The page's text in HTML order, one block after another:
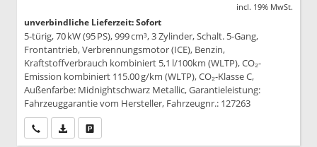
incl. 19% MwSt.
unverbindliche Lieferzeit: Sofort
5-türig, 70 kW (95 PS), 999 cm³, 3 Zylinder, Schalt. 5-Gang,
Frontantrieb, Verbrennungsmotor (ICE), Benzin,
Kraftstoffverbrauch kombiniert 5,1 l/100km (WLTP), CO₂-
Emission kombiniert 115.00 g/km (WLTP), CO₂-Klasse C,
Außenfarbe: Midnightschwarz Metallic, Garantieleistung:
Fahrzeuggarantie vom Hersteller, Fahrzeugnr.: 127263
Wir rufen Sie anPDF-Datei, Fahrzeugexposé drucken